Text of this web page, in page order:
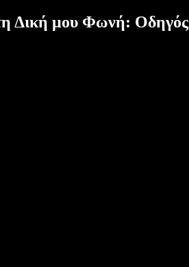
Δική μου Φωνή: Οδηγός